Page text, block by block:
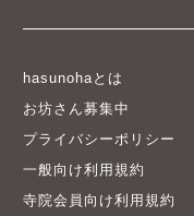
hasunohaとは
お坊さん募集中
プライバシーポリシー
一般向け利用規約
寺院会員向け利用規約